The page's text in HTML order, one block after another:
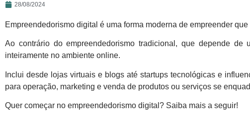
28/08/2024
Empreendedorismo digital é uma forma moderna de empreender
Ao contrário do empreendedorismo tradicional, que depende
inteiramente no ambiente online.
Inclui desde lojas virtuais e blogs até startups tecnológicas e
para operação, marketing e venda de produtos ou serviços se
Quer começar no empreendedorismo digital? Saiba mais a seguir!